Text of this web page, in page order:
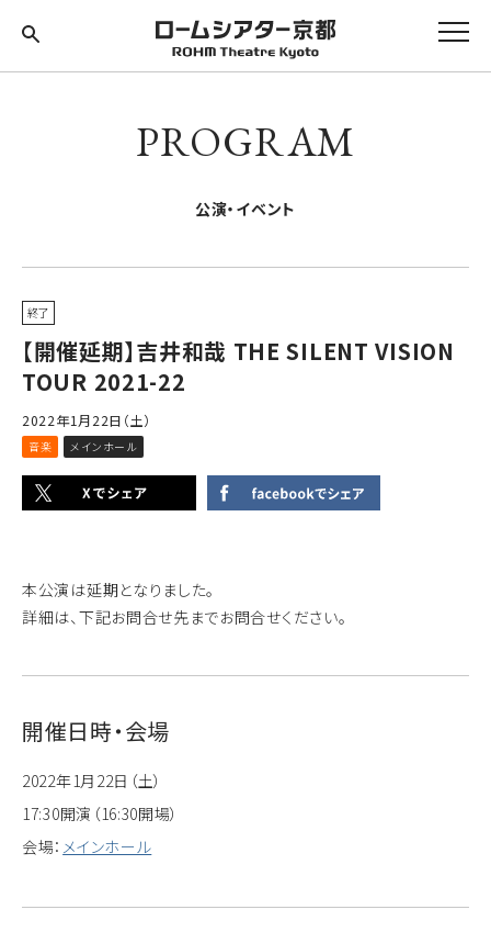
PROGRAM
公演・イベント
終了
【開催延期】吉井和哉 THE SILENT VISION
TOUR 2021-22
2022年1月22日（土）
音楽 メインホール
本公演は延期となりました。
詳細は、下記お問合せ先までお問合せください。
開催日時・会場
2022年1月22日（土）
17:30開演（16:30開場）
会場： メインホール